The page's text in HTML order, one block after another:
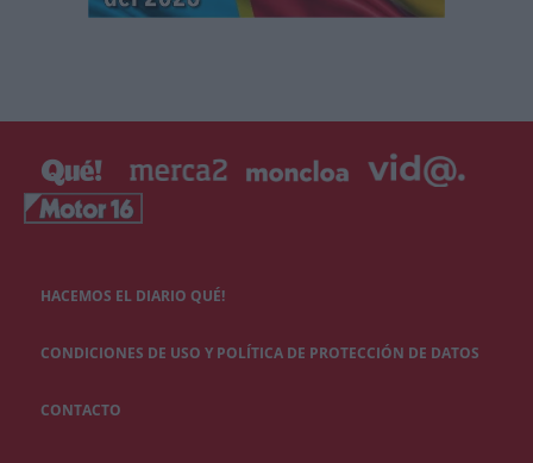
HACEMOS EL DIARIO QUÉ!
CONDICIONES DE USO Y POLÍTICA DE PROTECCIÓN DE DATOS
CONTACTO